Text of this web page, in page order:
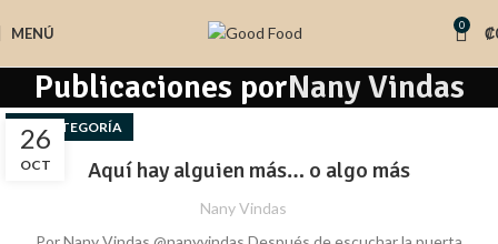
MENÚ 0 ₡
Publicaciones porNany Vindas
26
OCT
SIN CATEGORÍA
Aquí hay alguien más… o algo más
Nany Vindas